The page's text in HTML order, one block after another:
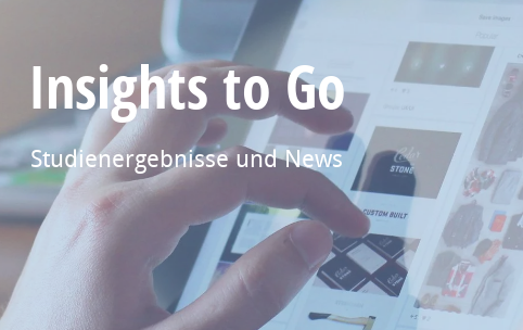
Insights to Go
Studienergebnisse und News